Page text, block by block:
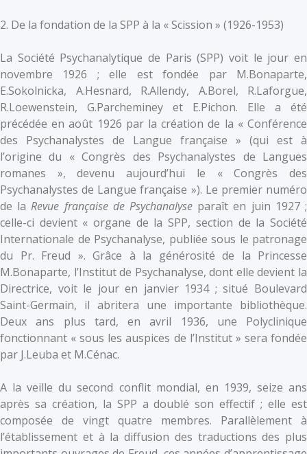
2. De la fondation de la SPP à la « Scission » (1926-1953)
La Société Psychanalytique de Paris (SPP) voit le jour en
novembre 1926 ; elle est fondée par M.Bonaparte,
E.Sokolnicka, A.Hesnard, R.Allendy, A.Borel, R.Laforgue,
R.Loewenstein, G.Parcheminey et E.Pichon. Elle a été
précédée en août 1926 par la création de la « Conférence
des Psychanalystes de Langue française » (qui est à
l’origine du « Congrès des Psychanalystes de Langues
romanes », devenu aujourd’hui le « Congrès des
Psychanalystes de Langue française »). Le premier numéro
de laRevue française de Psychanalyse paraît en juin 1927 ;
celle-ci devient « organe de la SPP, section de la Société
Internationale de Psychanalyse, publiée sous le patronage
du Pr. Freud ». Grâce à la générosité de la Princesse
M.Bonaparte, l’Institut de Psychanalyse, dont elle devient la
Directrice, voit le jour en janvier 1934 ; situé Boulevard
Saint-Germain, il abritera une importante bibliothèque.
Deux ans plus tard, en avril 1936, une Polyclinique
fonctionnant « sous les auspices de l’Institut » sera fondée
par J.Leuba et M.Cénac.
A la veille du second conflit mondial, en 1939, seize ans
après sa création, la SPP a doublé son effectif ; elle est
composée de vingt quatre membres. Parallèlement à
l’établissement et à la diffusion des traductions des plus